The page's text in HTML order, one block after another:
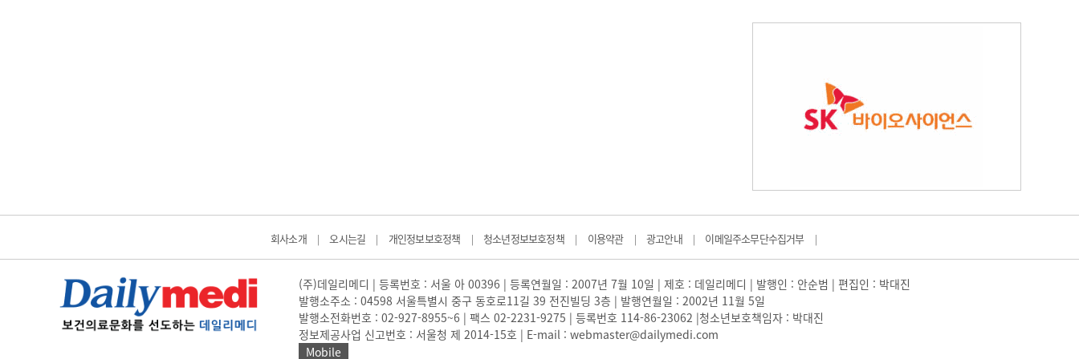
회사소개 | 오시는길 | 개인정보보호정책 | 청소년정보보호정책 | 이용약관 | 광고안내 | 이메일주소무단수집거부 |
(주)데일리메디 | 등록번호 : 서울 아 00396 | 등록연월일 : 2007년 7월 10일 | 제호 : 데일리메디 | 발행인 : 안순범 | 편집인 : 박대진
발행소주소 : 04598 서울특별시 중구 동호로11길 39 전진빌딩 3층 | 발행연월일 : 2002년 11월 5일
발행소전화번호 : 02-927-8955~6 | 팩스 02-2231-9275 | 등록번호 114-86-23062 |청소년보호책임자 : 박대진
정보제공사업 신고번호 : 서울청 제 2014-15호 | E-mail : webmaster@dailymedi.com
Mobile